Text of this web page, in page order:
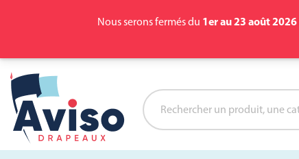
Nous serons fermés du 1er au 23 août 2026